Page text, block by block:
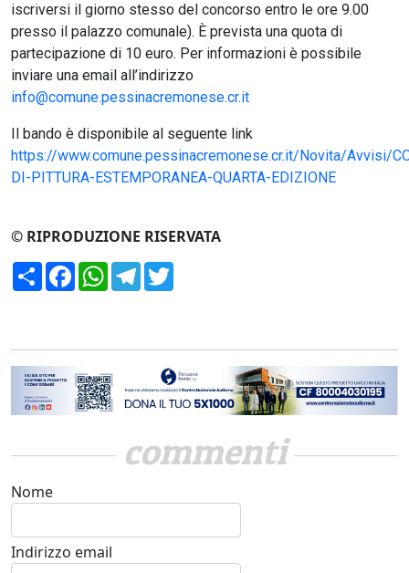
iscriversi il giorno stesso del concorso entro le ore 9.00
presso il palazzo comunale). È prevista una quota di
partecipazione di 10 euro. Per informazioni è possibile
inviare una email all’indirizzo
info@comune.pessinacremonese.cr.it
Il bando è disponibile al seguente link
https://www.comune.pessinacremonese.cr.it/Novita/Avvisi/
DI-PITTURA-ESTEMPORANEA-QUARTA-EDIZIONE
© RIPRODUZIONE RISERVATA
CondividiFacebookWhatsApp
Telegram
commenti
Nome
Indirizzo email